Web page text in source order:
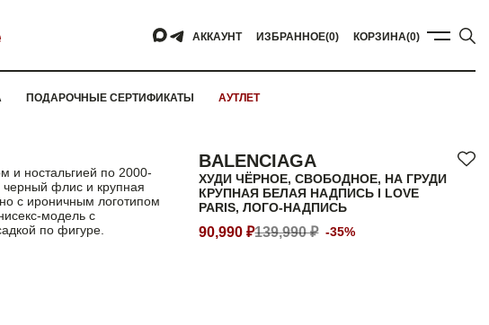
АККАУНТ ИЗБРАННОЕ(0) КОРЗИНА(0)
ПОДАРОЧНЫЕ СЕРТИФИКАТЫ АУТЛЕТ
и ностальгией по 2000-
флис и крупная
с ироничным логотипом
модель с
по фигуре.
BALENCIAGA
ХУДИ ЧЁРНОЕ, СВОБОДНОЕ, НА ГРУДИ
КРУПНАЯ БЕЛАЯ НАДПИСЬ I LOVE
PARIS, ЛОГО-НАДПИСЬ
90,990 ₽139,990 ₽ -35%